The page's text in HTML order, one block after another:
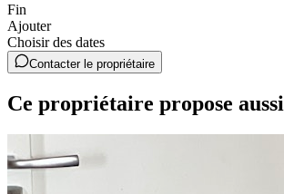
Fin
Ajouter
Choisir des dates
Contacter le propriétaire
Ce propriétaire propose aussi